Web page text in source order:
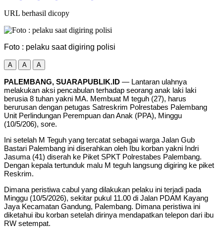
URL berhasil dicopy
Foto : pelaku saat digiring polisi
A A A
PALEMBANG, SUARAPUBLIK.ID — Lantaran ulahnya
melakukan aksi pencabulan terhadap seorang anak laki laki
berusia 8 tuhan yakni MA. Membuat M teguh (27), harus
berurusan dengan petugas Satreskrim Polrestabes Palembang
Unit Perlindungan Perempuan dan Anak (PPA), Minggu
(10/5/206), sore.
Ini setelah M Teguh yang tercatat sebagai warga Jalan Gub
Bastari Palembang ini diserahkan oleh Ibu korban yakni Indri
Jasuma (41) diserah ke Piket SPKT Polrestabes Palembang.
Dengan kepala tertunduk malu M teguh langsung digiring ke piket
Reskrim.
Dimana peristiwa cabul yang dilakukan pelaku ini terjadi pada
Minggu (10/5/2026), sekitar pukul 11.00 di Jalan PDAM Kayang
Jaya Kecamatan Gandung, Palembang. Dimana peristiwa ini
diketahui ibu korban setelah dirinya mendapatkan telepon dari ibu
RW setempat.